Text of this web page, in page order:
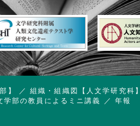
】 組織・組織図【人文学研究科】
学部の教員によるミニ講義
年報